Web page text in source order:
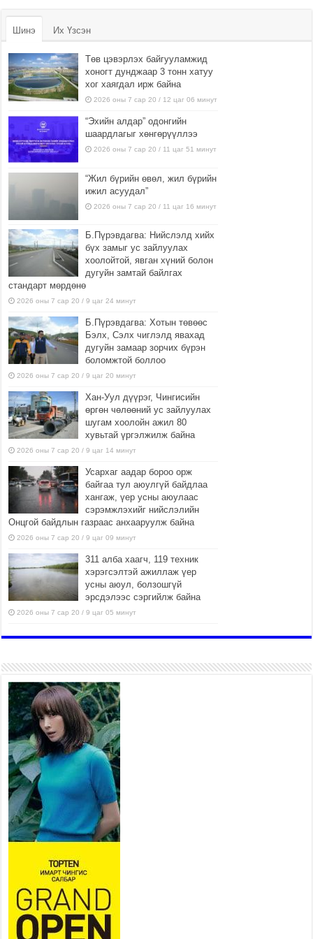
Шинэ Их Үзсэн
Төв цэвэрлэх байгууламжид
хоногт дунджаар 3 тонн хатуу
хог хаягдал ирж байна
2026 оны 7 сар 20 / 12 цаг 06 минут
“Эхийн алдар” одонгийн
шаардлагыг хөнгөрүүллээ
2026 оны 7 сар 20 / 11 цаг 51 минут
“Жил бүрийн өвөл, жил бүрийн
ижил асуудал”
2026 оны 7 сар 20 / 11 цаг 16 минут
Б.Пүрэвдагва: Нийслэлд хийх
бүх замыг ус зайлуулах
хоолойтой, явган хүний болон
дугуйн замтай байлгах
стандарт мөрдөнө
2026 оны 7 сар 20 / 9 цаг 24 минут
Б.Пүрэвдагва: Хотын төвөөс
Бэлх, Сэлх чиглэлд явахад
дугуйн замаар зорчих бүрэн
боломжтой боллоо
2026 оны 7 сар 20 / 9 цаг 20 минут
Хан-Уул дүүрэг, Чингисийн
өргөн чөлөөний ус зайлуулах
шугам хоолойн ажил 80
хувьтай үргэлжилж байна
2026 оны 7 сар 20 / 9 цаг 14 минут
Усархаг аадар бороо орж
байгаа тул аюулгүй байдлаа
хангаж, үер усны аюулаас
сэрэмжлэхийг нийслэлийн
Онцгой байдлын газраас анхааруулж байна
2026 оны 7 сар 20 / 9 цаг 09 минут
311 алба хаагч, 119 техник
хэрэгсэлтэй ажиллаж үер
усны аюул, болзошгүй
эрсдэлээс сэргийлж байна
2026 оны 7 сар 20 / 9 цаг 05 минут
ЭМГЭНЭЛ
Аяллаа зөв төлөвлөхийг
иргэдэд зөвлөж байна
2026 оны 7 сар 16 / 11 цаг 50 минут
Үер усны болзошгүй аюулаас
сэргийлж, холбогдох
байгууллагууд өндөржүүлсэн
бэлэн байдалд ажиллаж байна
2026 оны 7 сар 15 / 13 цаг 06 минут
Монгол адууны үнэ цэнийг дэлхийд сурталчлах
“Дэлхийн адууны өдөр”-т 15000 морьтон оролцож
байна
2026 оны 7 сар 15 / 11 цаг 51 минут
Шагайн харвааны насанд хүрэгчдийн багийн
төрөлд 106 багийн 848 харваач өрсөлдөж,
шилдгүүд шалгарав
2026 оны 7 сар 15 / 11 цаг 45 минут
Үндэсний их баяр наадмын сур харвааны